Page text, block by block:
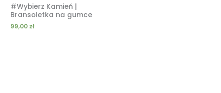
#Wybierz Kamień |
Bransoletka na gumce
99,00 zł